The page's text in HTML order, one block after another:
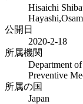
Hisaichi
公開日
2020-2-18
所属機関
Department
Preventive
所属の国
Japan